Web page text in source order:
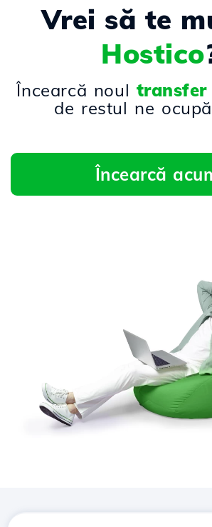
Vrei să te
Hostico
Încearcă noul
de restul ne
Încearcă